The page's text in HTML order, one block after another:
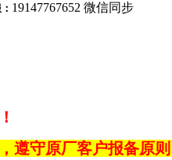
19147767652 微信同步
遵守原厂客户报备原